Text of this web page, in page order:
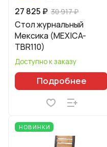
27 825 ₽ 30 917 ₽
Стол журнальный
Мексика (MEXICA-
TBR110)
Доступно к заказу
Подробнее
НОВИНКИ